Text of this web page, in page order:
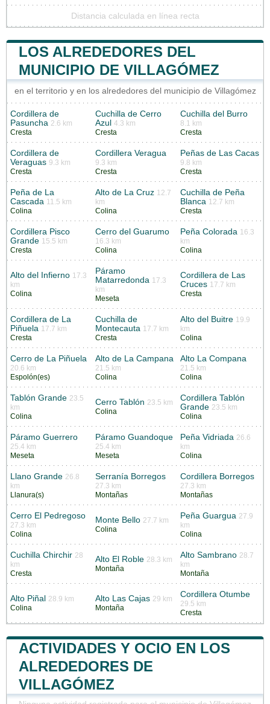
Distancia calculada en línea recta
LOS ALREDEDORES DEL
MUNICIPIO DE VILLAGÓMEZ
en el territorio y en los alrededores del municipio de Villagómez
Cordillera de
Pasuncha 2.6 km
Cresta
Cuchilla de Cerro
Azul 4.3 km
Cresta
Cuchilla del Burro
8.1 km
Cresta
Cordillera de
Veraguas 9.3 km
Cresta
Cordillera Veragua
9.3 km
Cresta
Peñas de Las Cacas
9.8 km
Cresta
Peña de La
Cascada 11.5 km
Colina
Alto de La Cruz 12.7
km
Colina
Cuchilla de Peña
Blanca 12.7 km
Cresta
Cordillera Pisco
Grande 15.5 km
Cresta
Cerro del Guarumo
16.3 km
Colina
Peña Colorada 16.3
km
Colina
Alto del Infierno 17.3
km
Colina
Páramo
Matarredonda 17.3
km
Meseta
Cordillera de Las
Cruces 17.7 km
Cresta
Cordillera de La
Piñuela 17.7 km
Cresta
Cuchilla de
Montecauta 17.7 km
Cresta
Alto del Buitre 19.9
km
Colina
Cerro de La Piñuela
20.6 km
Espolón(es)
Alto de La Campana
21.5 km
Colina
Alto La Compana
21.5 km
Colina
Tablón Grande 23.5
km
Colina
Cerro Tablón 23.5 km
Colina
Cordillera Tablón
Grande 23.5 km
Colina
Páramo Guerrero
25.4 km
Meseta
Páramo Guandoque
25.4 km
Meseta
Peña Vidriada 26.6
km
Colina
Llano Grande 26.8
km
Llanura(s)
Serranía Borregos
27.3 km
Montañas
Cordillera Borregos
27.3 km
Montañas
Cerro El Pedregoso
27.3 km
Colina
Monte Bello 27.7 km
Colina
Peña Guargua 27.9
km
Colina
Cuchilla Chirchir 28
km
Cresta
Alto El Roble 28.3 km
Montaña
Alto Sambrano 28.7
km
Montaña
Alto Piñal 28.9 km
Colina
Alto Las Cajas 29 km
Montaña
Cordillera Otumbe
29.5 km
Cresta
ACTIVIDADES Y OCIO EN LOS
ALREDEDORES DE
VILLAGÓMEZ